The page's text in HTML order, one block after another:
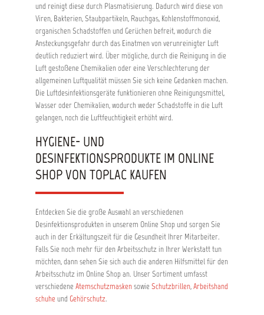
und reinigt diese durch Plasmatisierung. Dadurch wird diese von
Viren, Bakterien, Staubpartikeln, Rauchgas, Kohlenstoffmonoxid,
organischen Schadstoffen und Gerüchen befreit, wodurch die
Ansteckungsgefahr durch das Einatmen von verunreinigter Luft
deutlich reduziert wird. Über mögliche, durch die Reinigung in die
Luft gestoßene Chemikalien oder eine Verschlechterung der
allgemeinen Luftqualität müssen Sie sich keine Gedanken machen.
Die Luftdesinfektionsgeräte funktionieren ohne Reinigungsmittel,
Wasser oder Chemikalien, wodurch weder Schadstoffe in die Luft
gelangen, noch die Luftfeuchtigkeit erhöht wird.
HYGIENE- UND
DESINFEKTIONSPRODUKTE IM ONLINE
SHOP VON TOPLAC KAUFEN
Entdecken Sie die große Auswahl an verschiedenen
Desinfektionsprodukten in unserem Online Shop und sorgen Sie
auch in der Erkältungszeit für die Gesundheit Ihrer Mitarbeiter.
Falls Sie noch mehr für den Arbeitsschutz in Ihrer Werkstatt tun
möchten, dann sehen Sie sich auch die anderen Hilfsmittel für den
Arbeitsschutz im Online Shop an. Unser Sortiment umfasst
verschiedene Atemschutzmaskensowie Schutzbrillen,Arbeitshand
schuhe und Gehörschutz.